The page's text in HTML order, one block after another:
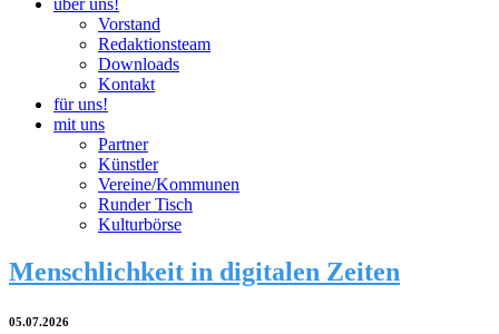
Vorstand
Redaktionsteam
Downloads
Kontakt
für uns!
mit uns
Partner
Künstler
Vereine/Kommunen
Runder Tisch
Kulturbörse
Menschlichkeit in digitalen Zeiten
05.07.2026